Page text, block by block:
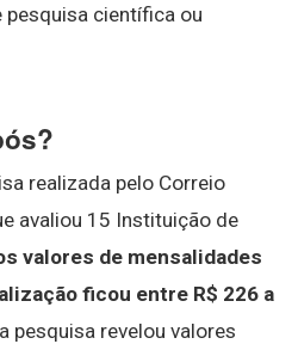
pesquisa científica ou
realizada pelo Correio
avaliou 15 Instituição de
valores de mensalidades
ficou entre R$ 226 a
pesquisa revelou valores